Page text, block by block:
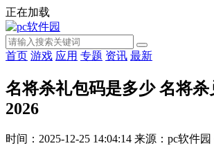
正在加载
首页 游戏 应用 专题 资讯 最新
名将杀礼包码是多少 名将
2026
时间：2025-12-25 14:04:14 来源：pc软件园